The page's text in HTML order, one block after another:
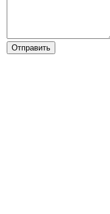
Отправить